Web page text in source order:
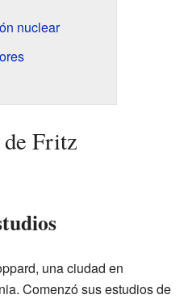
nuclear
Fritz
una ciudad en
Comenzó sus estudios de